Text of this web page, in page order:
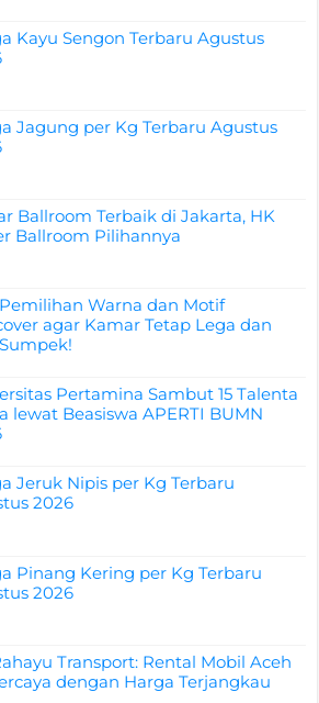
Kayu Sengon Terbaru Agustus
Jagung per Kg Terbaru Agustus
Ballroom Terbaik di Jakarta, HK
Ballroom Pilihannya
Warna dan Motif
agar Kamar Tetap Lega dan
Pertamina Sambut 15 Talenta
lewat Beasiswa APERTI BUMN
Jeruk Nipis per Kg Terbaru
2026
Pinang Kering per Kg Terbaru
2026
Transport: Rental Mobil Aceh
dengan Harga Terjangkau